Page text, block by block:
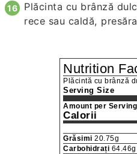
Plăcinta cu brânză
rece sau caldă,
Nutrition
Plăcintă cu brânză
Serving Size
Amount per Serving
Calorii
Grăsimi 20.75g
Carbohidrați 64.46g